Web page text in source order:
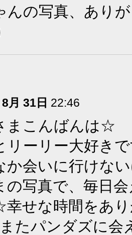
んの写真、あり
月 31日 22:46
まこんばんは☆
リーリー大好き
か会いに行けな
の写真で、毎日
せな時間をあ
たパンダズに会